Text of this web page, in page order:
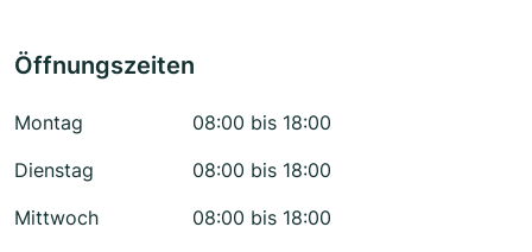
Öffnungszeiten
Montag
08:00 bis 18:00
Dienstag
08:00 bis 18:00
Mittwoch
08:00 bis 18:00